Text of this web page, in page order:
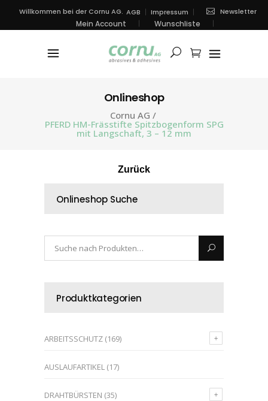
Willkommen bei der Cornu AG. AGB Impressum Newsletter
Mein Account Wunschliste
Onlineshop
Cornu AG /
PFERD HM-Frässtifte Spitzbogenform SPG
mit Langschaft, 3 – 12 mm
Zurück
Onlineshop Suche
Produktkategorien
ARBEITSSCHUTZ (169)
AUSLAUFARTIKEL (17)
DRAHTBÜRSTEN (35)